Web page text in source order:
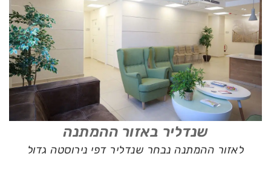
שנדליר באזור ההמתנה
לאזור ההמתנה נבחר שנדליר דפי נירוסטה גדול